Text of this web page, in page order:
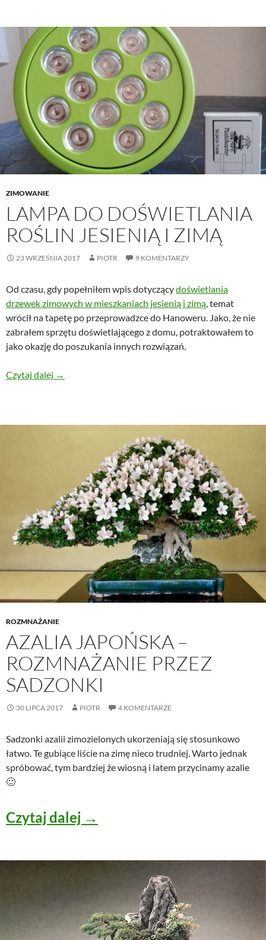
ZIMOWANIE
LAMPA DO DOŚWIETLANIA
ROŚLIN JESIENIĄ I ZIMĄ
23 WRZEŚNIA 2017 PIOTR 9 KOMENTARZY
Od czasu, gdy popełniłem wpis dotyczącydoświetlania
drzewek zimowych w mieszkaniach jesienią i zimą, temat
wrócił na tapetę po przeprowadzce do Hanoweru. Jako, że nie
zabrałem sprzętu doświetlającego z domu, potraktowałem to
jako okazję do poszukania innych rozwiązań.
Czytaj dalej Lampa do doświetlania roślin jesienią i zimą
→
ROZMNAŻANIE
AZALIA JAPOŃSKA –
ROZMNAŻANIE PRZEZ
SADZONKI
30 LIPCA 2017 PIOTR 4 KOMENTARZE
Sadzonki azalii zimozielonych ukorzeniają się stosunkowo
łatwo. Te gubiące liście na zimę nieco trudniej. Warto jednak
spróbować, tym bardziej że wiosną i latem przycinamy azalie
🙂
Czytaj dalej Azalia japońska –
→